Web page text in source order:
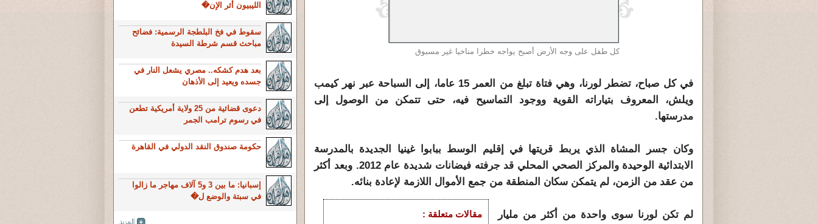
كل طفل على وجه الأرض أصبح يواجه خطرا مناخيا غير مسبوق
في كل صباح، تضطر لورنا، وهي فتاة تبلغ من العمر 15 عاما، إلى السباحة عبر نهر كيمب
ويلش، المعروف بتياراته القوية ووجود التماسيح فيه، حتى تتمكن من الوصول إلى
مدرستها.
وكان جسر المشاة الذي يربط قريتها في إقليم الوسط ببابوا غينيا الجديدة بالمدرسة
الابتدائية الوحيدة والمركز الصحي المحلي قد جرفته فيضانات شديدة عام 2012. وبعد أكثر
من عقد من الزمن، لم يتمكن سكان المنطقة من جمع الأموال اللازمة لإعادة بنائه.
مقالات متعلقة :
لم تكن لورنا سوى واحدة من أكثر من مليار
الليبيون أثر الإن�
سقوط في فخ البلطجة الرسمية: فضائح
مباحث قسم شرطة السيدة
بعد هدم كشكه.. مصري يشعل النار في
جسده ويعيد إلى الأذهان
دعوى قضائية من 25 ولاية أمريكية تطعن
في رسوم ترامب الجمر
حكومة صندوق النقد الدولي في القاهرة
إسبانيا: ما بين 3 و5 آلاف مهاجر ما زالوا
في سبتة والوضع ل�